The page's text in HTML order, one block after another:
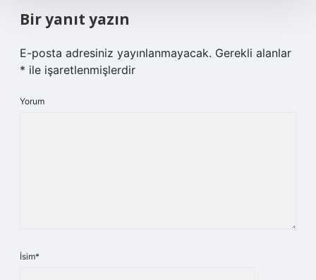
Bir yanıt yazın
E-posta adresiniz yayınlanmayacak. Gerekli alanlar
* ile işaretlenmişlerdir
Yorum
İsim*